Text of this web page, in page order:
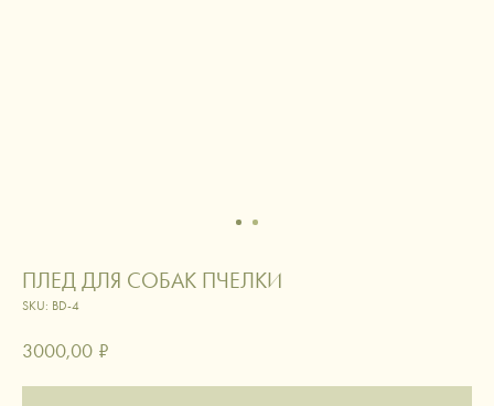
ПЛЕД ДЛЯ СОБАК ПЧЕЛКИ
SKU: BD-4
3000,00 ₽